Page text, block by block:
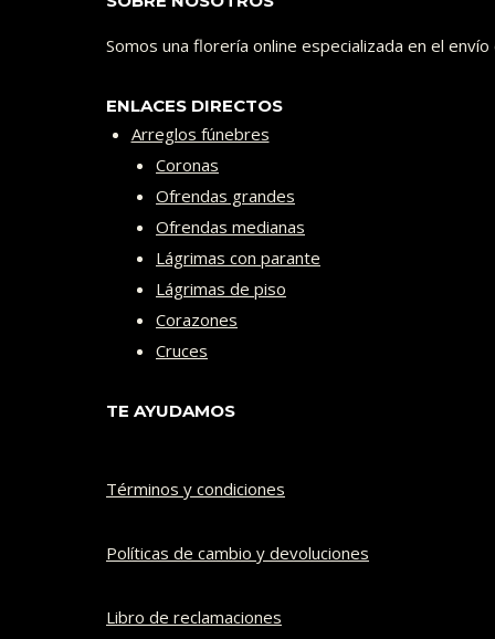
Somos una florería online especializada en el
ENLACES DIRECTOS
Arreglos fúnebres
Coronas
Ofrendas grandes
Ofrendas medianas
Lágrimas con parante
Lágrimas de piso
Corazones
Cruces
TE AYUDAMOS
Términos y condiciones
Políticas de cambio y devoluciones​
Libro de reclamaciones